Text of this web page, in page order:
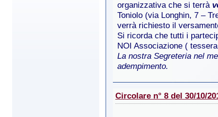
organizzativa che si terrà
Toniolo (via Longhin, 7 –
verrà richiesto il
Si ricorda che tutti i
NOI Associazione (
La nostra Segreteria nel
adempimento.
Circolare n° 8 del 30/10/